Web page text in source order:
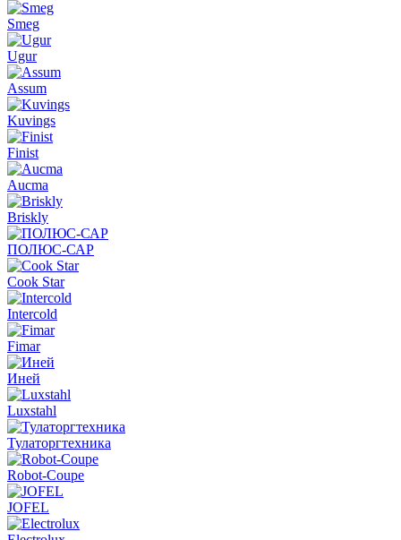
Smeg
Ugur
Assum
Kuvings
Finist
Aucma
Briskly
ПОЛЮС-САР
Cook Star
Intercold
Fimar
Иней
Luxstahl
Тулаторгтехника
Robot-Coupe
JOFEL